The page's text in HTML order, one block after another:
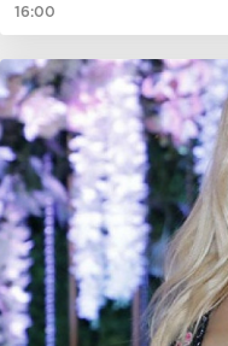
16:00